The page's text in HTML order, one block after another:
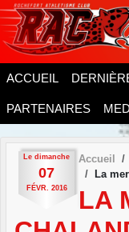
ACCUEIL
PARTENAIRES
Le dimanche
07
FÉVR. 2016
Accueil
La
LA
Panneau de gestion